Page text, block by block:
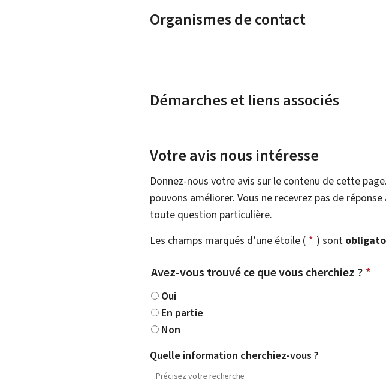
Organismes de contact
Démarches et liens associés
Votre avis nous intéresse
Donnez-nous votre avis sur le contenu de cette
pouvons améliorer. Vous ne recevrez pas de
toute question particulière.
Les champs marqués d’une étoile ( * ) sont
Avez-vous trouvé ce que vous cherchiez ? *
Oui
En partie
Non
Quelle information cherchiez-vous ?